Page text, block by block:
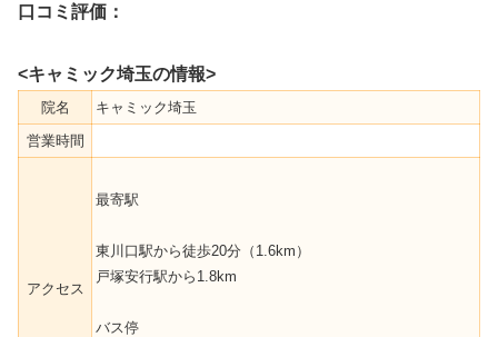
口コミ評価：
<キャミック埼玉の情報>
院名
キャミック埼玉
営業時間
アクセス
最寄駅
東川口駅から徒歩20分（1.6km）
戸塚安行駅から1.8km
バス停